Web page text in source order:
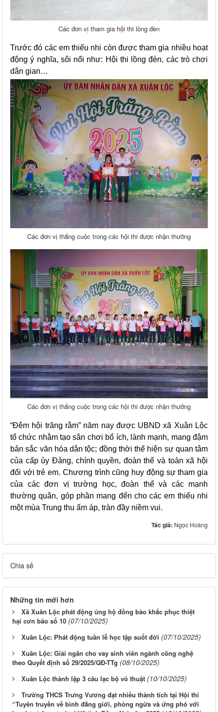
Các đơn vị tham gia hội thi lồng đèn
Trước đó các em thiếu nhi còn được tham gia nhiều hoạt
động ý nghĩa, sôi nổi như: Hội thi lồng đèn, các trò chơi
dân gian…
Các đơn vị thắng cuộc trong các hội thi được nhận thưởng
Các đơn vị thắng cuộc trong các hội thi được nhận thưởng
“Đêm hội trăng rằm” năm nay được UBND xã Xuân Lộc
tổ chức nhằm tạo sân chơi bổ ích, lành mạnh, mang đậm
bản sắc văn hóa dân tộc; đồng thời thể hiện sự quan tâm
của cấp ủy Đảng, chính quyền, đoàn thể và toàn xã hội
đối với trẻ em. Chương trình cũng huy động sự tham gia
của các đơn vị trường học, đoàn thể và các mạnh
thường quân, góp phần mang đến cho các em thiếu nhi
một mùa Trung thu ấm áp, tràn đầy niềm vui.
Tác giả: Ngọc Hoàng
Chia sẻ
Những tin mới hơn
Xã Xuân Lộc phát động ủng hộ đồng bào khắc phục thiệt
hại cơn bão số 10 (07/10/2025)
Xuân Lộc: Phát động tuần lễ học tập suốt đời (07/10/2025)
Xuân Lộc: Giải ngân cho vay sinh viên ngành công nghệ
theo Quyết định số 29/2025/QĐ-TTg (08/10/2025)
Xuân Lộc thành lập 3 câu lạc bộ võ thuật (10/10/2025)
Trường THCS Trưng Vương đạt nhiều thành tích tại Hội thi
“Tuyên truyền về bình đẳng giới, phòng ngừa và ứng phó với